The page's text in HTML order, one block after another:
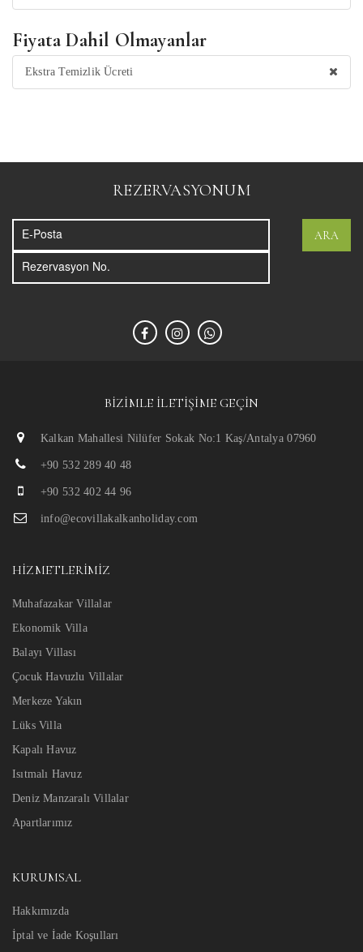
Fiyata Dahil Olmayanlar
Ekstra Temizlik Ücreti
REZERVASYONUM
ARA
BIZIMLE İLETIŞIME GEÇIN
Kalkan Mahallesi Nilüfer Sokak No:1 Kaş/Antalya 07960
+90 532 289 40 48
+90 532 402 44 96
info@ecovillakalkanholiday.com
HIZMETLERIMIZ
Muhafazakar Villalar
Ekonomik Villa
Balayı Villası
Çocuk Havuzlu Villalar
Merkeze Yakın
Lüks Villa
Kapalı Havuz
Isıtmalı Havuz
Deniz Manzaralı Villalar
Apartlarımız
KURUMSAL
Hakkımızda
İptal ve İade Koşulları